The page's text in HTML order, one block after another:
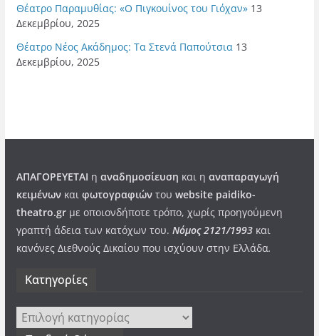
Θέατρο Παραμυθίας: «Ο Πιγκουίνος του Γιόχαν» 13
Δεκεμβρίου, 2025
Θέατρο Νέος Ακάδημος: Τα Στενά Παπούτσια 13
Δεκεμβρίου, 2025
ΑΠΑΓΟΡΕΥΕΤΑΙ η αναδημοσίευση και η αναπαραγωγή
κειμένωνκαι φωτογραφιώντου website paidiko-
theatro.grμε οποιονδήποτε τρόπο, χωρίς προηγούμενη
γραπτή άδεια των κατόχων του. Νόμος 2121/1993και
κανόνες Διεθνούς Δικαίου που ισχύουν στην Ελλάδα.
Kατηγορίες
Kατηγορίες